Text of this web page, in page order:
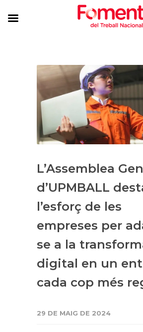
L’Assemblea
d’UPMBALL
l’esforç de les
empreses per
se a la
digital en un
cada cop més
29 DE MAIG DE 2024